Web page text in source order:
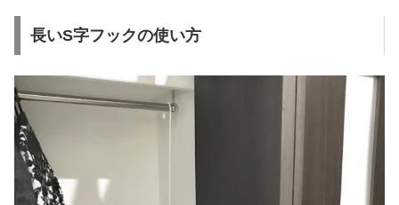
長いS字フックの使い方